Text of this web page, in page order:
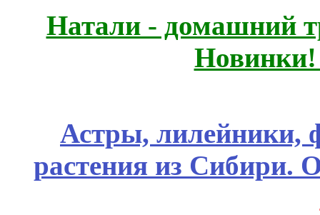
Натали - домашний
Астры, лилейники,
растения из Сибири.